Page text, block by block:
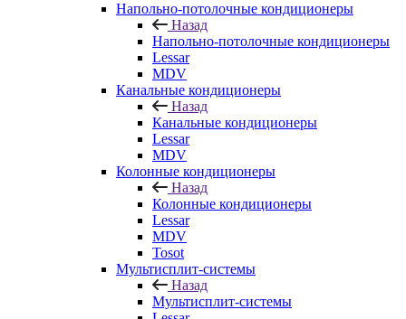
Напольно-потолочные кондиционеры
Назад
Напольно-потолочные кондиционеры
Lessar
MDV
Канальные кондиционеры
Назад
Канальные кондиционеры
Lessar
MDV
Колонные кондиционеры
Назад
Колонные кондиционеры
Lessar
MDV
Tosot
Мультисплит-системы
Назад
Мультисплит-системы